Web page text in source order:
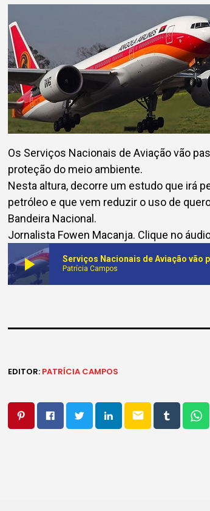
Os Serviços Nacionais de Aviação vão
proteção do meio ambiente.
Nesta altura, decorre um estudo que irá
petróleo e que vem reduzir o uso de
Bandeira Nacional.
Jornalista Fowen Macanja. Clique no
play_arrow Patrícia Campos
EDITOR: PATRÍCIA CAMPOS
email